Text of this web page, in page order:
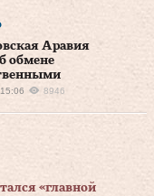
Аравия
обмене
15:06 8946
«главной